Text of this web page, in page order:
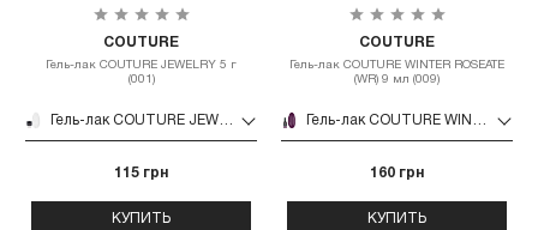
COUTURE
Гель-лак COUTURE JEWELRY 5 г
(001)
115 грн
КУПИТЬ
COUTURE
Гель-лак COUTURE WINTER ROSEATE
(WR) 9 мл (009)
160 грн
КУПИТЬ